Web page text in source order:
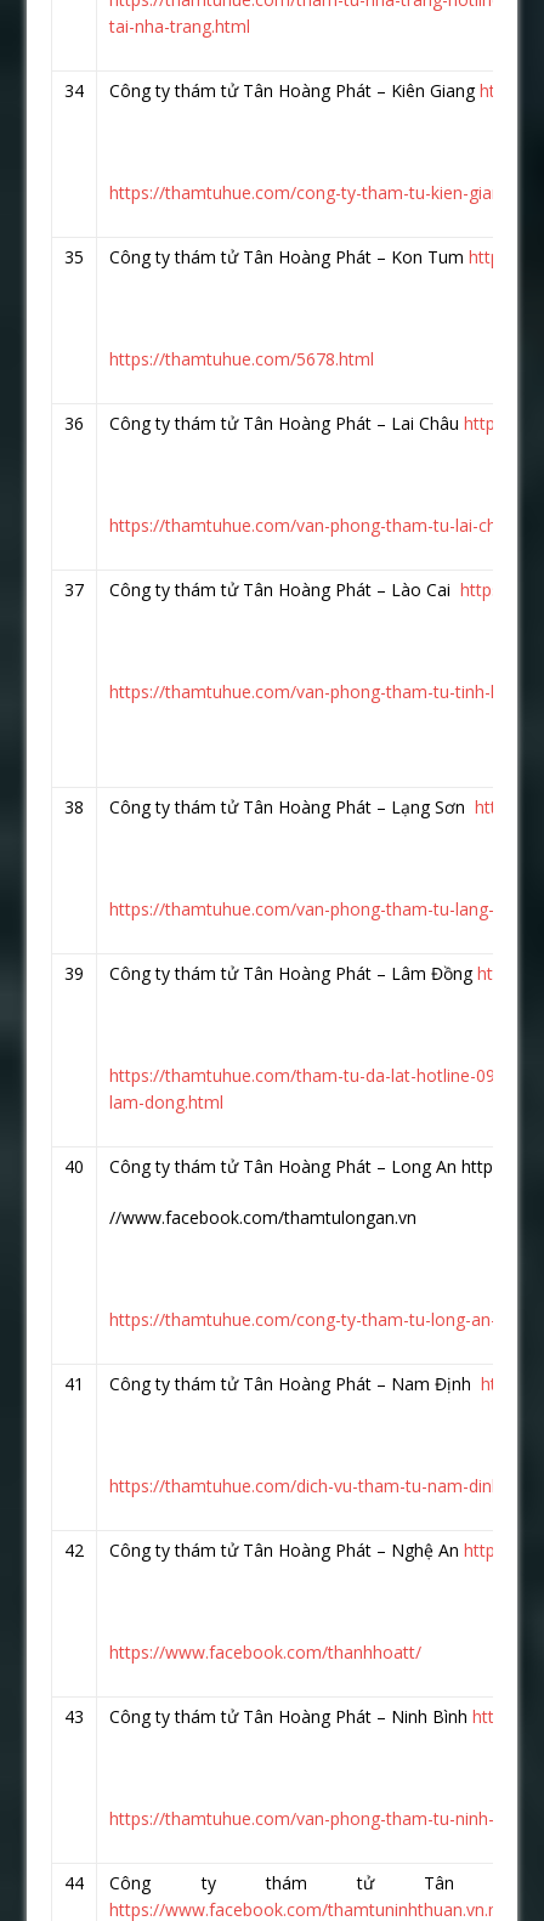
tai-nha-trang.html
34 Công ty thám tử Tân Hoàng Phát – Kiên Gianghttps://
https://thamtuhue.com/cong-ty-tham-tu-kien-giang-
35 Công ty thám tử Tân Hoàng Phát – Kon Tumhttps://
https://thamtuhue.com/5678.html
36 Công ty thám tử Tân Hoàng Phát – Lai Châuhttps://
https://thamtuhue.com/van-phong-tham-tu-lai-
37 Công ty thám tử Tân Hoàng Phát – Lào Caihttps://
https://thamtuhue.com/van-phong-tham-tu-tinh-lao-
38 Công ty thám tử Tân Hoàng Phát – Lạng Sơnhttps://
https://thamtuhue.com/van-phong-tham-tu-lang-
39 Công ty thám tử Tân Hoàng Phát – Lâm Đồnghttps://
https://thamtuhue.com/tham-tu-da-lat-hotline-093-
lam-dong.html
40 Công ty thám tử Tân Hoàng Phát – Long An https:
//www.facebook.com/thamtulongan.vn
https://thamtuhue.com/cong-ty-tham-tu-long-an-uy-
41 Công ty thám tử Tân Hoàng Phát – Nam Địnhhttps://
https://thamtuhue.com/dich-vu-tham-tu-nam-dinh.html
42 Công ty thám tử Tân Hoàng Phát – Nghệ Anhttps://
https://www.facebook.com/thanhhoatt/
43 Công ty thám tử Tân Hoàng Phát – Ninh Bìnhhttps://
https://thamtuhue.com/van-phong-tham-tu-ninh-
44
Công ty thám tử Tân
https://www.facebook.com/thamtuninhthuan.vn.net/